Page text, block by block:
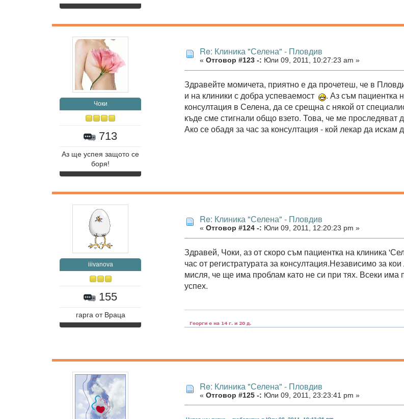
Чоки
713
Аз ще успея защото се
боря!
Re: Клиника "Селена" - Пловдив
« Отговор #123 -: Юли 09, 2011, 10:27:23 am »
Здравейте момичета, приятно е да прочетеш, че в
и на клиники с добра успеваемост
. Аз съм пациентка
консултация в Селена, да се срещна с някой от
къде сме стигнали общо взето. Това, че ме проследяват
Ако се обадя за час за консултация - кой лекар да
iiivanova
155
гарга от Враца
Re: Клиника "Селена" - Пловдив
« Отговор #124 -: Юли 09, 2011, 12:20:23 pm »
Здравей, Чоки, аз от скоро съм пациентка на клиника
час от регистратурата за консултация.Независимо за
мисля, че ще има проблам като не си при тях. Всеки
успех.
Re: Клиника "Селена" - Пловдив
« Отговор #125 -: Юли 09, 2011, 23:23:41 pm »